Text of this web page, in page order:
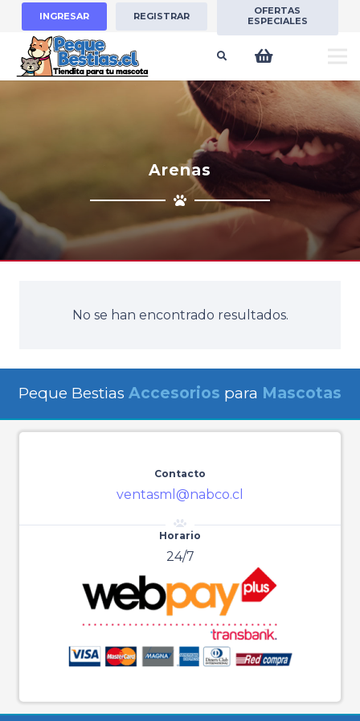
INGRESAR REGISTRAR
OFERTAS
ESPECIALES
Arenas
No se han encontrado resultados.
Peque Bestias Accesorios para Mascotas
Contacto
ventasml@nabco.cl
Horario
24/7